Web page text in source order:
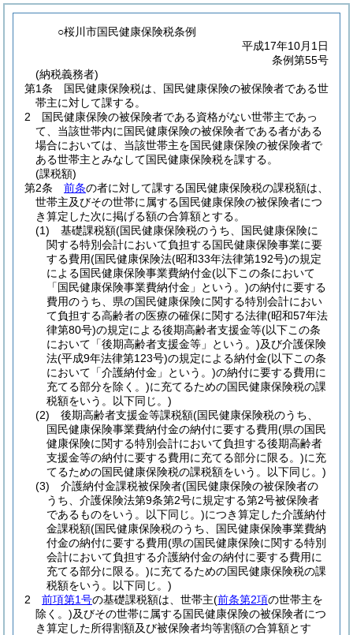
○桜川市国民健康保険税条例
平成17年10月1日
条例第55号
(納税義務者)
第1条
国民健康保険税は、国民健康保険の被保険者である世
帯主に対して課する。
2
国民健康保険の被保険者である資格がない世帯主であっ
て、当該世帯内に国民健康保険の被保険者である者がある
場合においては、当該世帯主を国民健康保険の被保険者で
ある世帯主とみなして国民健康保険税を課する。
(課税額)
第2条
前条の者に対して課する国民健康保険税の課税額は、
世帯主及びその世帯に属する国民健康保険の被保険者につ
き算定した次に掲げる額の合算額とする。
(1)
基礎課税額(国民健康保険税のうち、国民健康保険に
関する特別会計において負担する国民健康保険事業に要
する費用(国民健康保険法(昭和33年法律第192号)の規定
による国民健康保険事業費納付金(以下この条において
「国民健康保険事業費納付金」という。)の納付に要する
費用のうち、県の国民健康保険に関する特別会計におい
て負担する高齢者の医療の確保に関する法律(昭和57年法
律第80号)の規定による後期高齢者支援金等(以下この条
において「後期高齢者支援金等」という。)及び介護保険
法(平成9年法律第123号)の規定による納付金(以下この条
において「介護納付金」という。)の納付に要する費用に
充てる部分を除く。)に充てるための国民健康保険税の課
税額をいう。以下同じ。)
(2)
後期高齢者支援金等課税額(国民健康保険税のうち、
国民健康保険事業費納付金の納付に要する費用(県の国民
健康保険に関する特別会計において負担する後期高齢者
支援金等の納付に要する費用に充てる部分に限る。)に充
てるための国民健康保険税の課税額をいう。以下同じ。)
(3)
介護納付金課税被保険者(国民健康保険の被保険者の
うち、介護保険法第9条第2号に規定する第2号被保険者
であるものをいう。以下同じ。)につき算定した介護納付
金課税額(国民健康保険税のうち、国民健康保険事業費納
付金の納付に要する費用(県の国民健康保険に関する特別
会計において負担する介護納付金の納付に要する費用に
充てる部分に限る。)に充てるための国民健康保険税の課
税額をいう。以下同じ。)
2
前項第1号の基礎課税額は、世帯主(前条第2項の世帯主を
除く。)及びその世帯に属する国民健康保険の被保険者につ
き算定した所得割額及び被保険者均等割額の合算額とす